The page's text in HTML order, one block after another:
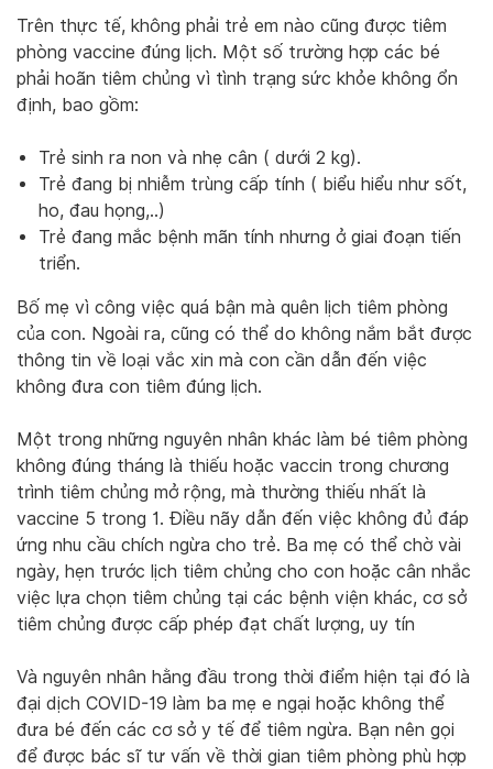
Trên thực tế, không phải trẻ em nào cũng được tiêm
phòng vaccine đúng lịch. Một số trường hợp các bé
phải hoãn tiêm chủng vì tình trạng sức khỏe không ổn
định, bao gồm:
Trẻ sinh ra non và nhẹ cân ( dưới 2 kg).
Trẻ đang bị nhiễm trùng cấp tính ( biểu hiểu như sốt,
ho, đau họng,..)
Trẻ đang mắc bệnh mãn tính nhưng ở giai đoạn tiến
triển.
Bố mẹ vì công việc quá bận mà quên lịch tiêm phòng
của con. Ngoài ra, cũng có thể do không nắm bắt được
thông tin về loại vắc xin mà con cần dẫn đến việc
không đưa con tiêm đúng lịch.
Một trong những nguyên nhân khác làm bé tiêm phòng
không đúng tháng là thiếu hoặc vaccin trong chương
trình tiêm chủng mở rộng, mà thường thiếu nhất là
vaccine 5 trong 1. Điều nãy dẫn đến việc không đủ đáp
ứng nhu cầu chích ngừa cho trẻ. Ba mẹ có thể chờ vài
ngày, hẹn trước lịch tiêm chủng cho con hoặc cân nhắc
việc lựa chọn tiêm chủng tại các bệnh viện khác, cơ sở
tiêm chủng được cấp phép đạt chất lượng, uy tín
Và nguyên nhân hằng đầu trong thời điểm hiện tại đó là
đại dịch COVID-19 làm ba mẹ e ngại hoặc không thể
đưa bé đến các cơ sở y tế để tiêm ngừa. Bạn nên gọi
để được bác sĩ tư vấn về thời gian tiêm phòng phù hợp